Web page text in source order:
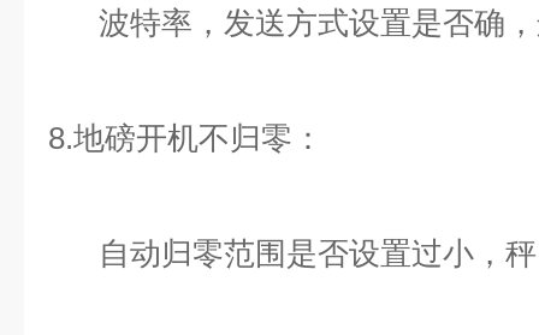
波特率，发送方式设置是否确，
8.地磅开机不归零：
自动归零范围是否设置过小，秤